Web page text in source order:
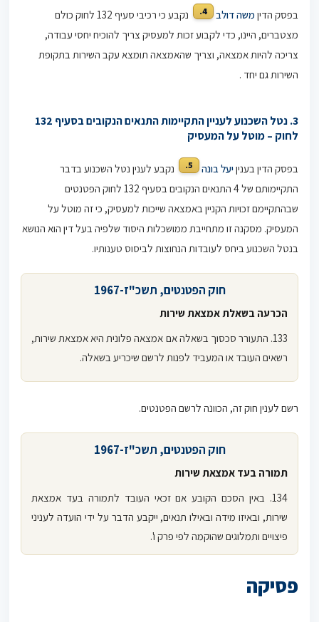
בפסק הדין משה דולב 4.
נקבע כי רכיבי סעיף 132 לחוק כולם
מצטברים, היינו, כדי לקבוע זכות למעסיק צריך להוכיח יחסי עבודה,
צריכה להיות אמצאה, וצריך שהאמצאה תומצא עקב השירות בתקופת
השירות גם יחד .
3. נטל השכנוע לעניין התקיימות התנאים הנקובים בסעיף 132
לחוק – מוטל על המעסיק
בפסק הדין בעניןיעל בונה 5.
נקבע לענין נטל השכנוע בדבר
התקיימותם של 4 התנאים הנקובים בסעיף 132 לחוק הפטנטים
שבהתקיימם זכויות הקניין באמצאה שייכות למעסיק, כי זה מוטל על
המעסיק. מסקנה זו מתחייבת ממושכלות היסוד שלפיה בעל דין הוא הנושא
בנטל השכנוע ביחס לעובדות הנחוצות לביסוס טענותיו.
חוק הפטנטים, תשכ"ז-1967
הכרעה בשאלת אמצאת שירות
133. התעורר סכסוך בשאלה אם אמצאה פלונית היא אמצאת שירות,
רשאים העובד או המעביד לפנות לרשם שיכריע בשאלה.
רשם לענין חוק זה, הכוונה לרשם הפטנטים.
חוק הפטנטים, תשכ"ז-1967
תמורה בעד אמצאת שירות
134. באין הסכם הקובע אם זכאי העובד לתמורה בעד אמצאת
שירות, ובאיזו מידה ובאילו תנאים, ייקבע הדבר על ידי הועדה לעניני
פיצויים ותמלוגים שהוקמה לפי פרק ו'.
פסיקה